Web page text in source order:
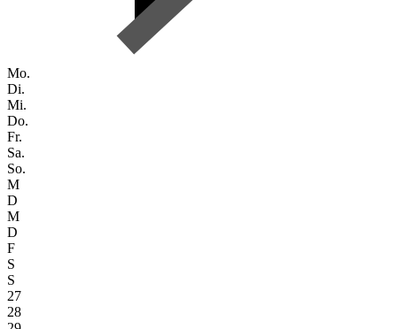
Mo.
Di.
Mi.
Do.
Fr.
Sa.
So.
M
D
M
D
F
S
S
27
28